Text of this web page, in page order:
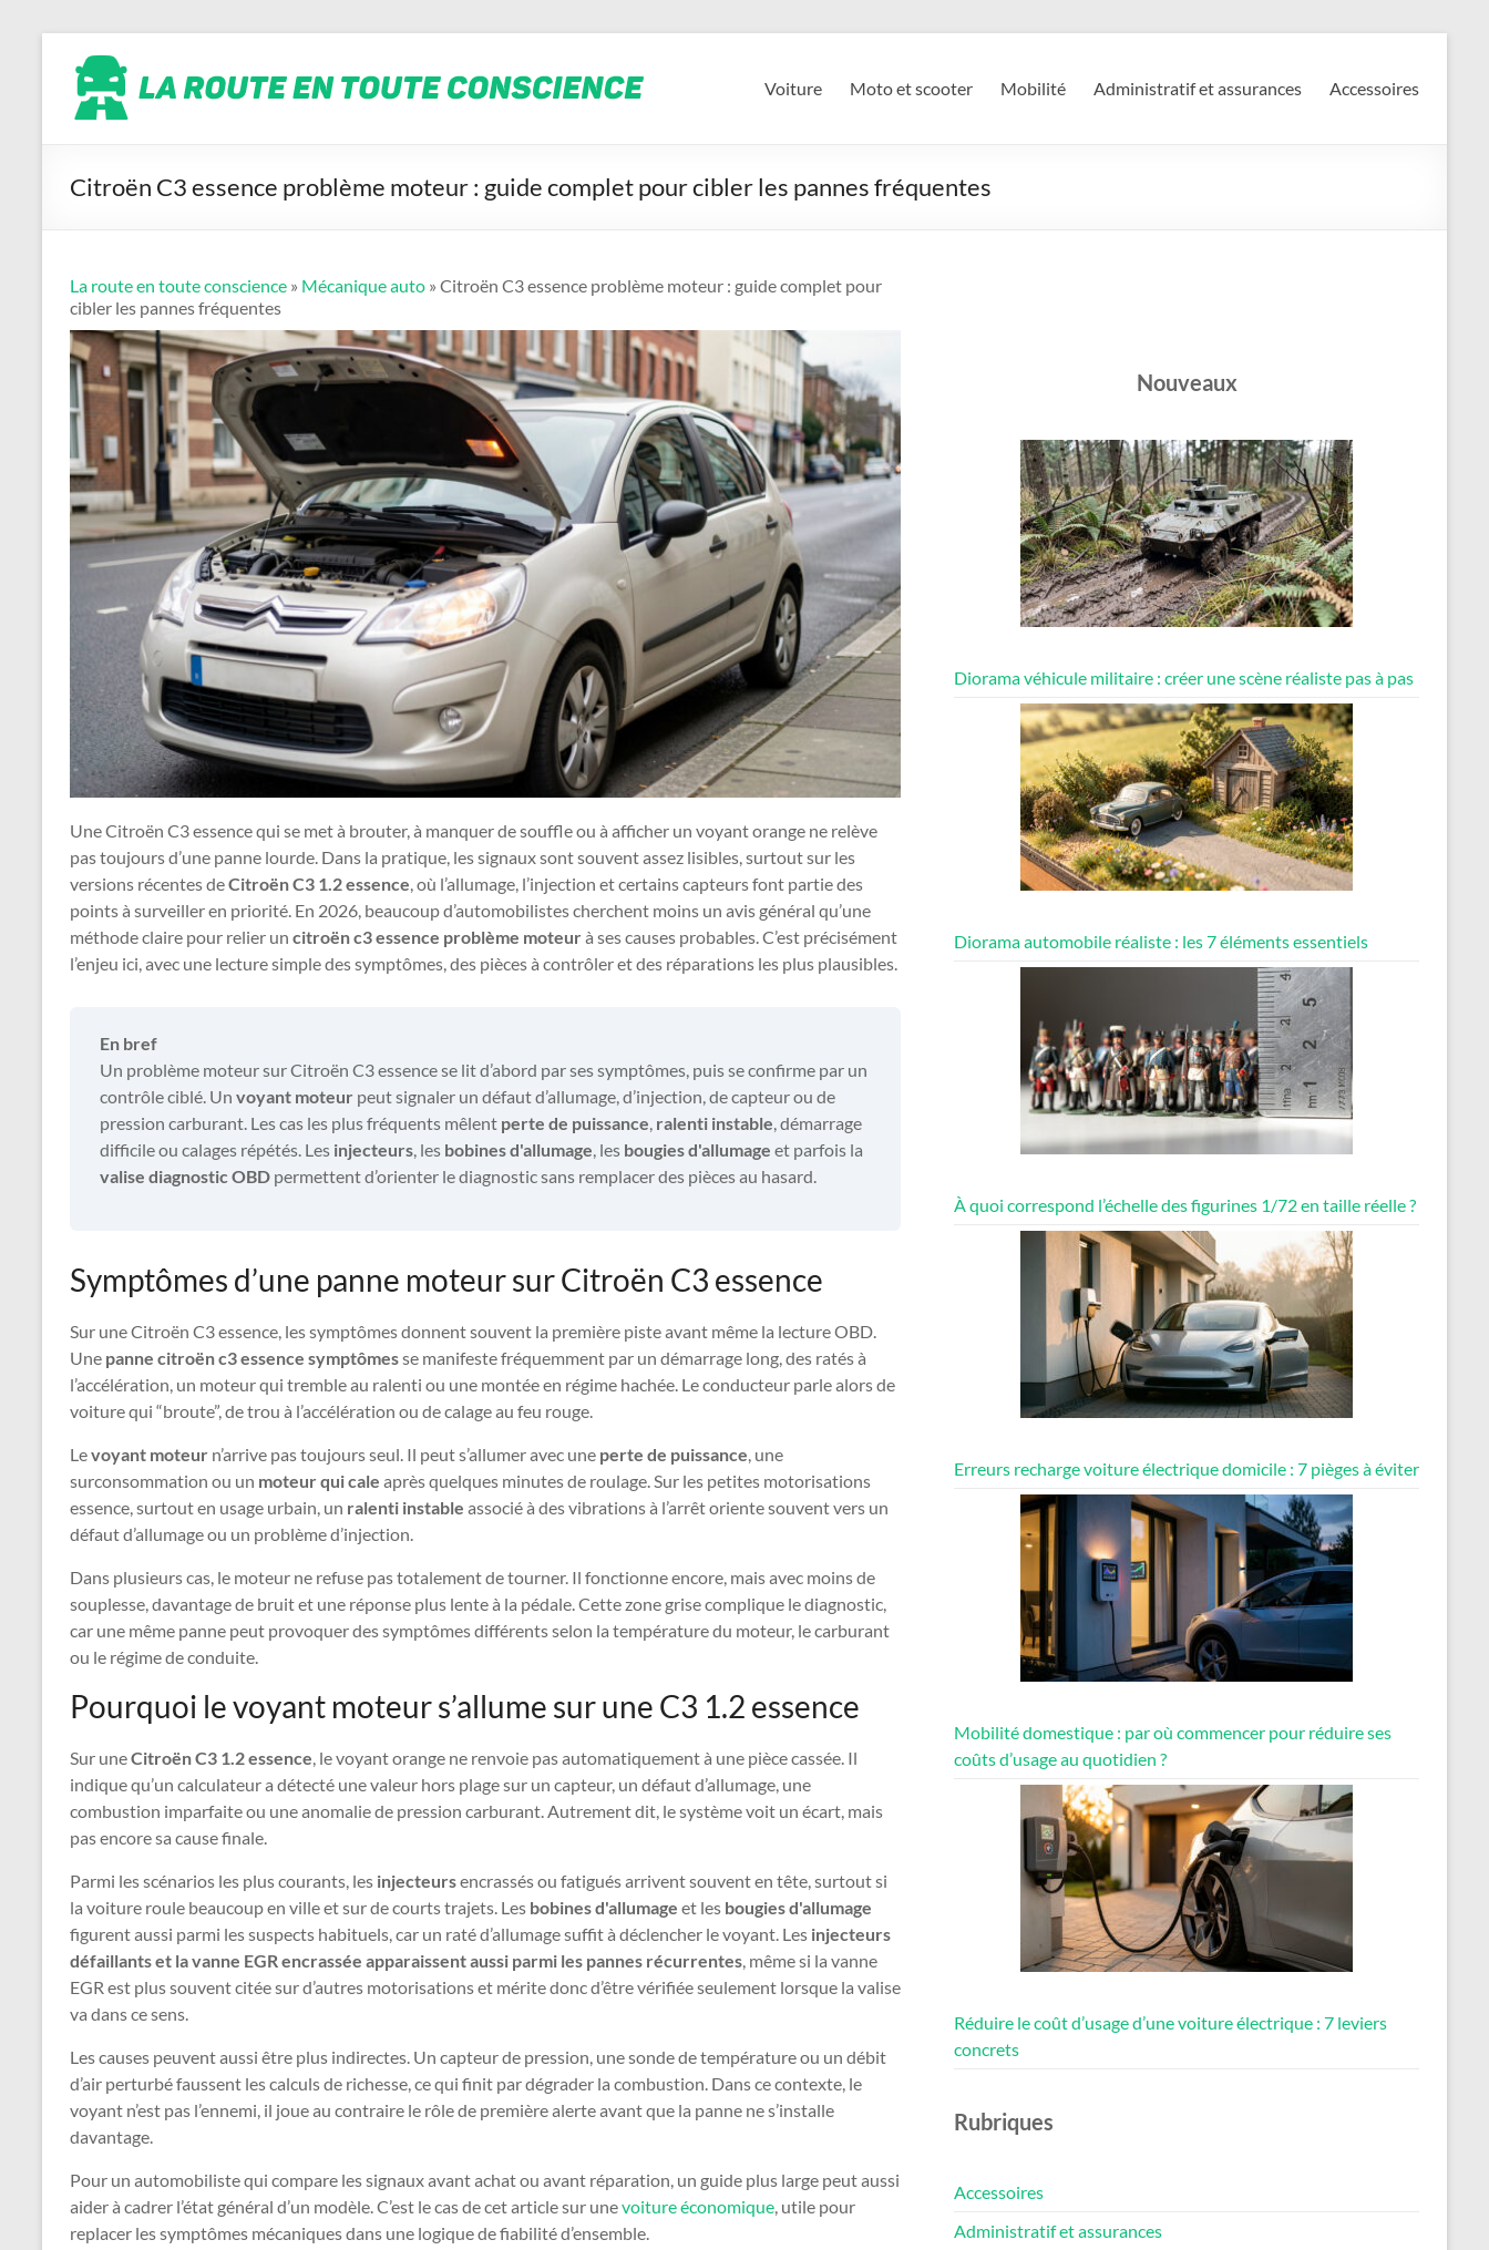
contenu
La
route
en
conscience
Voiture Moto et scooter Mobilité Administratif et assurances Accessoires
Citroën C3 essence problème moteur : guide complet pour cibler les pannes fréquentes
La route en toute conscience » Mécanique auto » Citroën C3 essence problème moteur : guide complet pour
cibler les pannes fréquentes
Une Citroën C3 essence qui se met à brouter, à manquer de souffle ou à afficher un voyant orange ne relève
pas toujours d’une panne lourde. Dans la pratique, les signaux sont souvent assez lisibles, surtout sur les
versions récentes deCitroën C3 1.2 essence, où l’allumage, l’injection et certains capteurs font partie des
points à surveiller en priorité. En 2026, beaucoup d’automobilistes cherchent moins un avis général qu’une
méthode claire pour relier un citroën c3 essence problème moteurà ses causes probables. C’est précisément
l’enjeu ici, avec une lecture simple des symptômes, des pièces à contrôler et des réparations les plus plausibles.
En bref
Un problème moteur sur Citroën C3 essence se lit d’abord par ses symptômes, puis se confirme par un
contrôle ciblé. Un voyant moteur peut signaler un défaut d’allumage, d’injection, de capteur ou de
pression carburant. Les cas les plus fréquents mêlent perte de puissance, ralenti instable, démarrage
difficile ou calages répétés. Les injecteurs, les bobines d'allumage, les bougies d'allumage et parfois la
valise diagnostic OBD permettent d’orienter le diagnostic sans remplacer des pièces au hasard.
Symptômes d’une panne moteur sur Citroën C3 essence
Sur une Citroën C3 essence, les symptômes donnent souvent la première piste avant même la lecture OBD.
Une panne citroën c3 essence symptômesse manifeste fréquemment par un démarrage long, des ratés à
l’accélération, un moteur qui tremble au ralenti ou une montée en régime hachée. Le conducteur parle alors de
voiture qui “broute”, de trou à l’accélération ou de calage au feu rouge.
Levoyant moteur n’arrive pas toujours seul. Il peut s’allumer avec une perte de puissance, une
surconsommation ou un moteur qui cale après quelques minutes de roulage. Sur les petites motorisations
essence, surtout en usage urbain, un ralenti instable associé à des vibrations à l’arrêt oriente souvent vers un
défaut d’allumage ou un problème d’injection.
Dans plusieurs cas, le moteur ne refuse pas totalement de tourner. Il fonctionne encore, mais avec moins de
souplesse, davantage de bruit et une réponse plus lente à la pédale. Cette zone grise complique le diagnostic,
car une même panne peut provoquer des symptômes différents selon la température du moteur, le carburant
ou le régime de conduite.
Pourquoi le voyant moteur s’allume sur une C3 1.2 essence
Sur uneCitroën C3 1.2 essence, le voyant orange ne renvoie pas automatiquement à une pièce cassée. Il
indique qu’un calculateur a détecté une valeur hors plage sur un capteur, un défaut d’allumage, une
combustion imparfaite ou une anomalie de pression carburant. Autrement dit, le système voit un écart, mais
pas encore sa cause finale.
Parmi les scénarios les plus courants, les injecteursencrassés ou fatigués arrivent souvent en tête, surtout si
la voiture roule beaucoup en ville et sur de courts trajets. Les bobines d'allumage et les bougies d'allumage
figurent aussi parmi les suspects habituels, car un raté d’allumage suffit à déclencher le voyant. Les injecteurs
défaillants et la vanne EGR encrassée apparaissent aussi parmi les pannes récurrentes, même si la vanne
EGR est plus souvent citée sur d’autres motorisations et mérite donc d’être vérifiée seulement lorsque la valise
va dans ce sens.
Les causes peuvent aussi être plus indirectes. Un capteur de pression, une sonde de température ou un débit
d’air perturbé faussent les calculs de richesse, ce qui finit par dégrader la combustion. Dans ce contexte, le
voyant n’est pas l’ennemi, il joue au contraire le rôle de première alerte avant que la panne ne s’installe
davantage.
Pour un automobiliste qui compare les signaux avant achat ou avant réparation, un guide plus large peut aussi
aider à cadrer l’état général d’un modèle. C’est le cas de cet article sur unevoiture économique, utile pour
replacer les symptômes mécaniques dans une logique de fiabilité d’ensemble.
Nouveaux
Diorama véhicule militaire : créer une scène réaliste pas à pas
Diorama automobile réaliste : les 7 éléments essentiels
À quoi correspond l’échelle des figurines 1/72 en taille réelle ?
Erreurs recharge voiture électrique domicile : 7 pièges à éviter
Mobilité domestique : par où commencer pour réduire ses
coûts d’usage au quotidien ?
Réduire le coût d’usage d’une voiture électrique : 7 leviers
concrets
Rubriques
Accessoires
Administratif et assurances